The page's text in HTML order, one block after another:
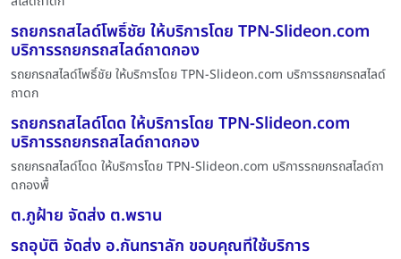
รถยกรถสไลด์โพธิ์ชัย ให้บริการโดย TPN-Slideon.com
บริการรถยกรถสไลด์ถาดกอง
รถยกรถสไลด์โพธิ์ชัย ให้บริการโดย TPN-Slideon.com บริการรถยกรถสไลด์
ถาดก
รถยกรถสไลด์โดด ให้บริการโดย TPN-Slideon.com
บริการรถยกรถสไลด์ถาดกอง
รถยกรถสไลด์โดด ให้บริการโดย TPN-Slideon.com บริการรถยกรถสไลด์ถา
ดกองพื้
ต.ภูฝ้าย จัดส่ง ต.พราน
รถอุบัติ จัดส่ง อ.กันทราลัก ขอบคุณที่ใช้บริการ